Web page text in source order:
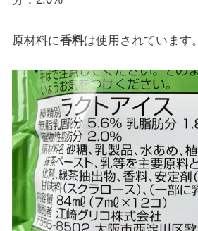
原材料に香料は使用されています。